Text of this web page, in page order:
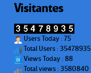
Visitantes
Users Today : 75
Total Users : 35478935
Views Today : 88
Total views : 3580840